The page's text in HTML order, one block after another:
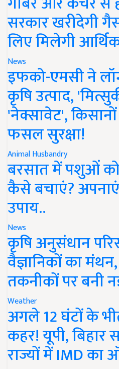
सरकार खरीदेगी
लिए मिलेगी
News
इफको-एमसी ने
कृषि उत्पाद,
'नेक्सावेट',
फसल सुरक्षा!
Animal Husbandry
बरसात में पशुओं को
कैसे बचाएं?
उपाय..
News
कृषि अनुसंधान
वैज्ञानिकों का
तकनीकों पर बनी
Weather
अगले 12 घंटों के
कहर! यूपी, बिहार
राज्यों में IMD का